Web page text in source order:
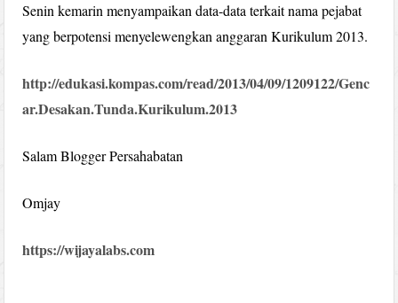
Senin kemarin menyampaikan data-data terkait nama pejabat
yang berpotensi menyelewengkan anggaran Kurikulum 2013.
http://edukasi.kompas.com/read/2013/04/09/1209122/Genc
ar.Desakan.Tunda.Kurikulum.2013
Salam Blogger Persahabatan
Omjay
https://wijayalabs.com